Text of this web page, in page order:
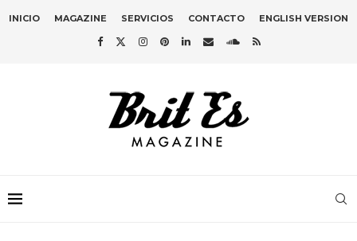
INICIO MAGAZINE SERVICIOS CONTACTO ENGLISH VERSION